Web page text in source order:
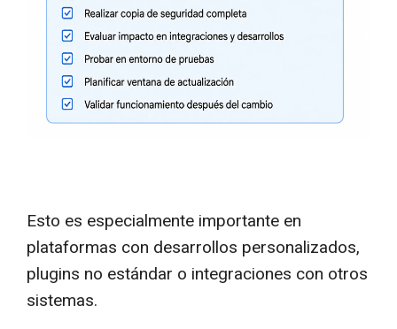
Esto es especialmente importante en
plataformas con desarrollos personalizados,
plugins no estándar o integraciones con otros
sistemas.